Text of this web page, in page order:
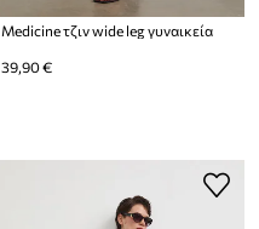
Medicine τζιν wide leg γυναικεία
39,90 €